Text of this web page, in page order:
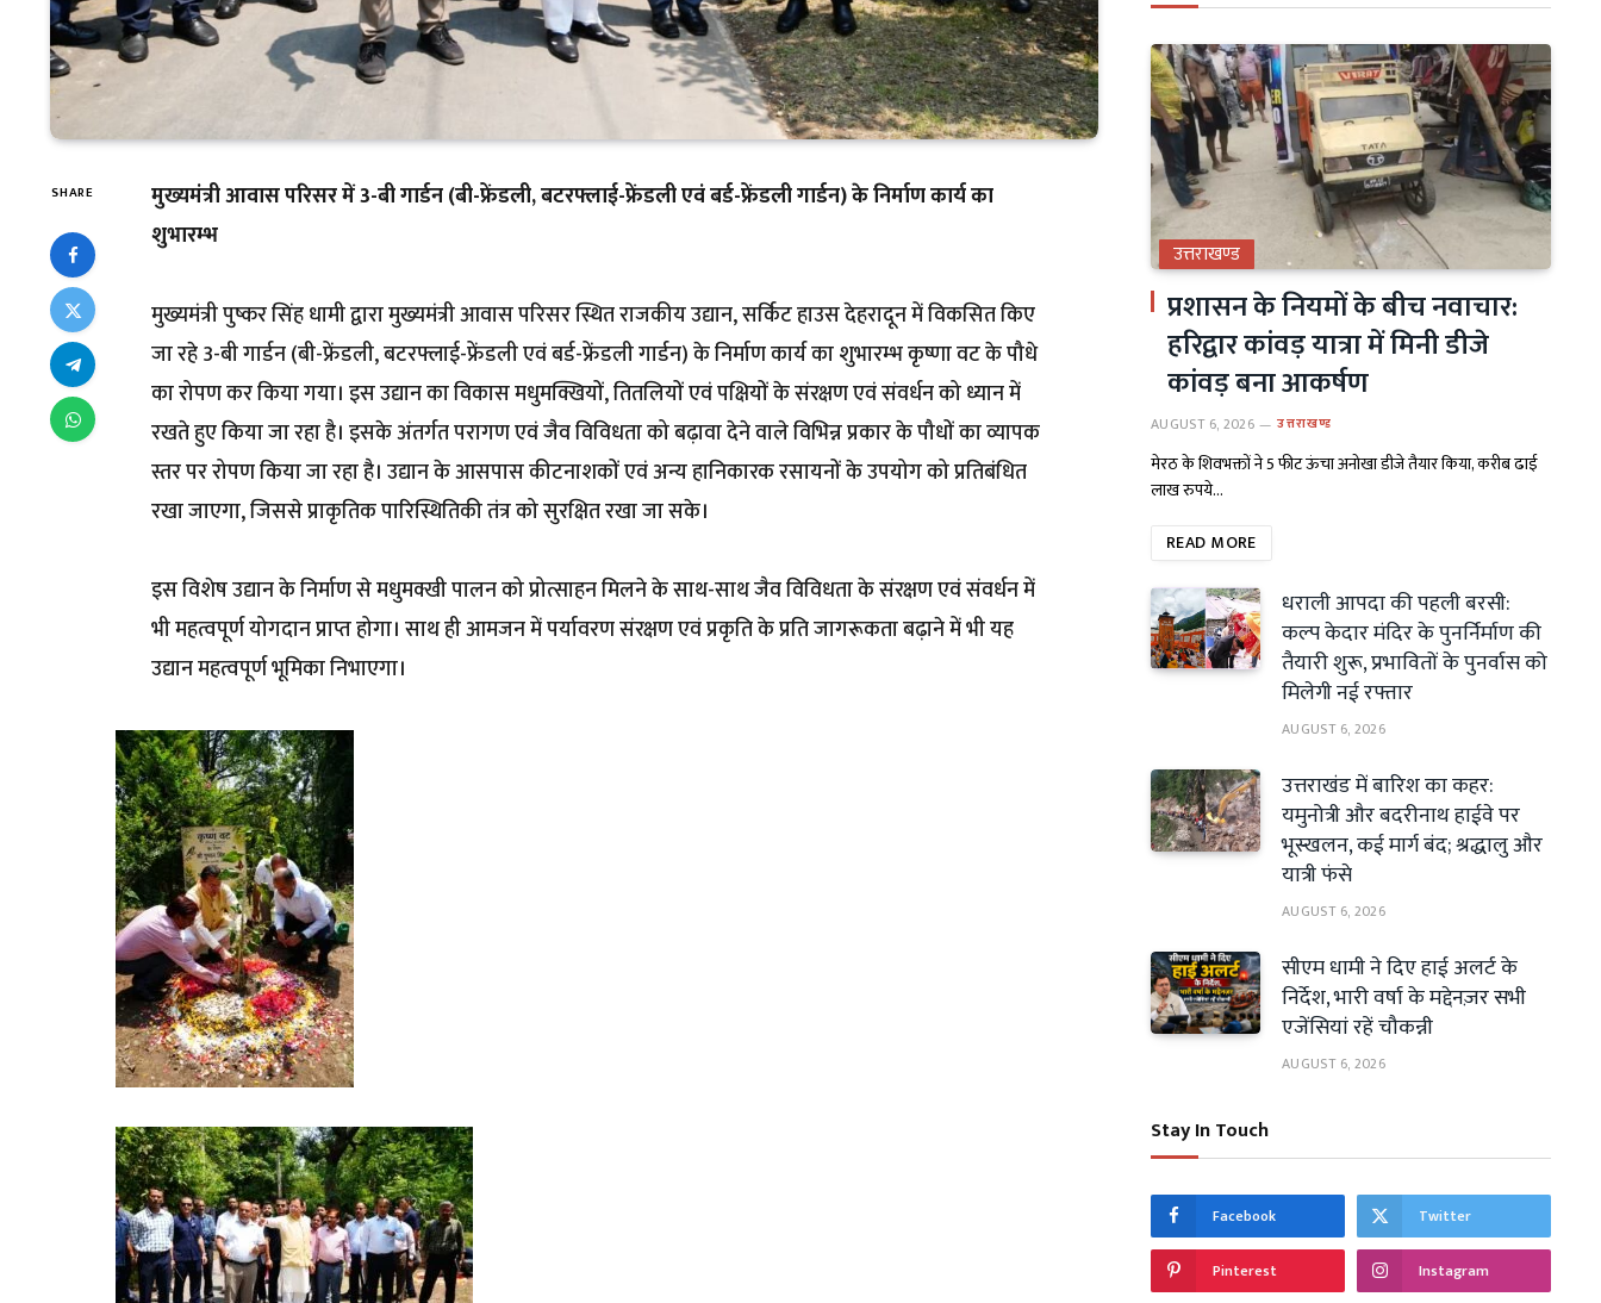
SHARE
मुख्यमंत्री आवास परिसर में 3-बी गार्डन (बी-फ्रेंडली, बटरफ्लाई-फ्रेंडली एवं बर्ड-फ्रेंडली गार्डन) के निर्माण कार्य का
शुभारम्भ
मुख्यमंत्री पुष्कर सिंह धामी द्वारा मुख्यमंत्री आवास परिसर स्थित राजकीय उद्यान, सर्किट हाउस देहरादून में विकसित किए
जा रहे 3-बी गार्डन (बी-फ्रेंडली, बटरफ्लाई-फ्रेंडली एवं बर्ड-फ्रेंडली गार्डन) के निर्माण कार्य का शुभारम्भ कृष्णा वट के पौधे
का रोपण कर किया गया। इस उद्यान का विकास मधुमक्खियों, तितलियों एवं पक्षियों के संरक्षण एवं संवर्धन को ध्यान में
रखते हुए किया जा रहा है। इसके अंतर्गत परागण एवं जैव विविधता को बढ़ावा देने वाले विभिन्न प्रकार के पौधों का व्यापक
स्तर पर रोपण किया जा रहा है। उद्यान के आसपास कीटनाशकों एवं अन्य हानिकारक रसायनों के उपयोग को प्रतिबंधित
रखा जाएगा, जिससे प्राकृतिक पारिस्थितिकी तंत्र को सुरक्षित रखा जा सके।
इस विशेष उद्यान के निर्माण से मधुमक्खी पालन को प्रोत्साहन मिलने के साथ-साथ जैव विविधता के संरक्षण एवं संवर्धन में
भी महत्वपूर्ण योगदान प्राप्त होगा। साथ ही आमजन में पर्यावरण संरक्षण एवं प्रकृति के प्रति जागरूकता बढ़ाने में भी यह
उद्यान महत्वपूर्ण भूमिका निभाएगा।
उत्तराखण्ड
प्रशासन के नियमों के बीच नवाचार:
हरिद्वार कांवड़ यात्रा में मिनी डीजे
कांवड़ बना आकर्षण
AUGUST 6, 2026 उत्तराखण्ड
मेरठ के शिवभक्तों ने 5 फीट ऊंचा अनोखा डीजे तैयार किया, करीब ढाई
लाख रुपये…
READ MORE
धराली आपदा की पहली बरसी:
कल्प केदार मंदिर के पुनर्निर्माण की
तैयारी शुरू, प्रभावितों के पुनर्वास को
मिलेगी नई रफ्तार
AUGUST 6, 2026
उत्तराखंड में बारिश का कहर:
यमुनोत्री और बदरीनाथ हाईवे पर
भूस्खलन, कई मार्ग बंद; श्रद्धालु और
यात्री फंसे
AUGUST 6, 2026
सीएम धामी ने दिए हाई अलर्ट के
निर्देश, भारी वर्षा के मद्देनज़र सभी
एजेंसियां रहें चौकन्नी
AUGUST 6, 2026
Stay In Touch
Facebook Twitter
Pinterest Instagram